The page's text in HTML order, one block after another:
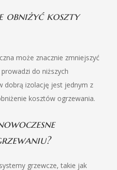
obniżyć koszty
może znacznie zmniejszyć
do niższych
dobrą izolację jest jednym z
kosztów ogrzewania.
grzewcze, takie jak